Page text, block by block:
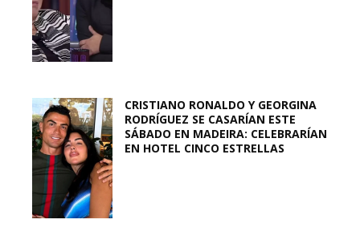
CRISTIANO RONALDO Y GEORGINA
RODRÍGUEZ SE CASARÍAN ESTE
SÁBADO EN MADEIRA: CELEBRARÍAN
EN HOTEL CINCO ESTRELLAS